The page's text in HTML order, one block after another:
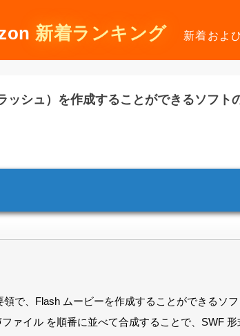
新着ランキング 新着およ
ッシュ）を作成することができるソフト
で、Flash ムービーを作成することができるソフ
ァイル を順番に並べて合成することで、SWF